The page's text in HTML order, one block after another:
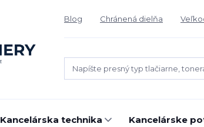
Blog Chránená dielňa
Kancelárska technika Kancelárske